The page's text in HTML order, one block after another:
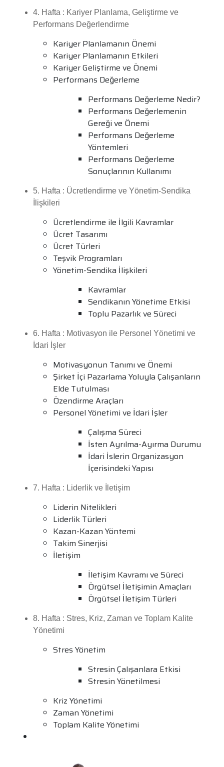
4. Hafta : Kariyer Planlama, Geliştirme ve
Performans Değerlendirme
Kariyer Planlamanın Önemi
Kariyer Planlamanın Etkileri
Kariyer Geliştirme ve Önemi
Performans Değerleme
Performans Değerleme Nedir?
Performans Değerlemenin
Gereği ve Önemi
Performans Değerleme
Yöntemleri
Performans Değerleme
Sonuçlarının Kullanımı
5. Hafta : Ücretlendirme ve Yönetim-Sendika
İlişkileri
Ücretlendirme ile İlgili Kavramlar
Ücret Tasarımı
Ücret Türleri
Teşvik Programları
Yönetim-Sendika İlişkileri
Kavramlar
Sendikanın Yönetime Etkisi
Toplu Pazarlık ve Süreci
6. Hafta : Motivasyon ile Personel Yönetimi ve
İdari İşler
Motivasyonun Tanımı ve Önemi
Şirket İçi Pazarlama Yoluyla Çalışanların
Elde Tutulması
Özendirme Araçları
Personel Yönetimi ve İdari İşler
Çalışma Süreci
İsten Ayrılma-Ayırma Durumu
İdari İslerin Organizasyon
İçerisindeki Yapısı
7. Hafta : Liderlik ve İletişim
Liderin Nitelikleri
Liderlik Türleri
Kazan-Kazan Yöntemi
Takim Sinerjisi
İletişim
İletişim Kavramı ve Süreci
Örgütsel İletişimin Amaçları
Örgütsel İletişim Türleri
8. Hafta : Stres, Kriz, Zaman ve Toplam Kalite
Yönetimi
Stres Yönetim
Stresin Çalışanlara Etkisi
Stresin Yönetilmesi
Kriz Yönetimi
Zaman Yönetimi
Toplam Kalite Yönetimi